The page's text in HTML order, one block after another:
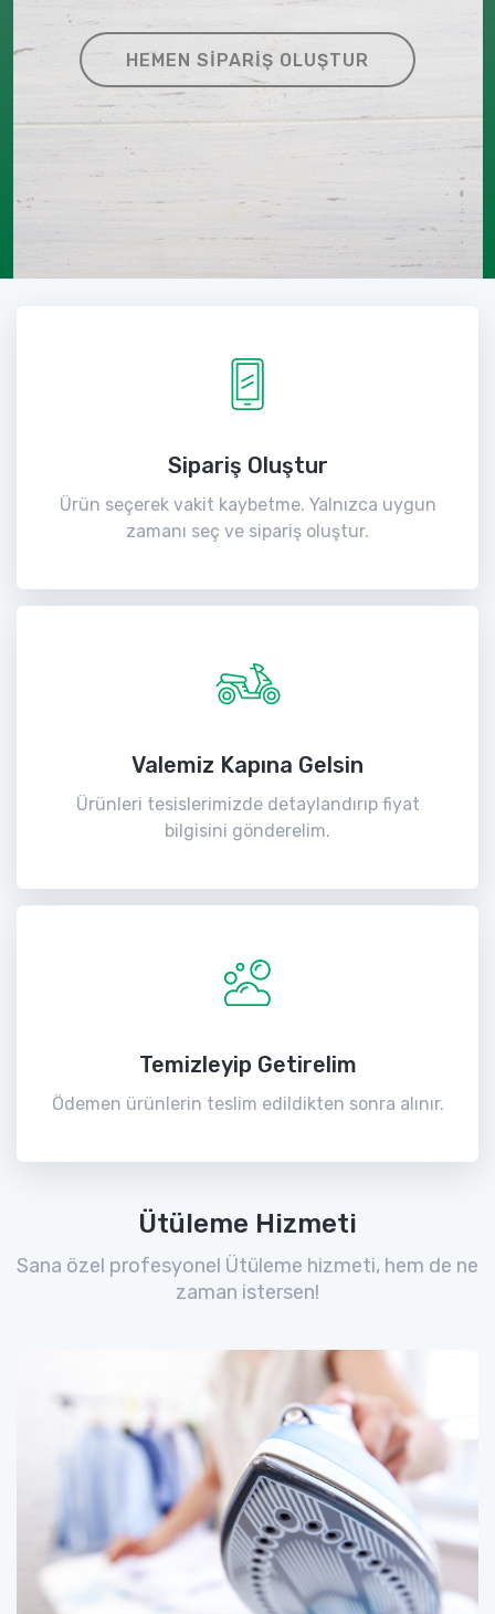
HEMEN SIPARIŞ OLUŞTUR
Sipariş Oluştur
Ürün seçerek vakit kaybetme. Yalnızca uygun
zamanı seç ve sipariş oluştur.
Valemiz Kapına Gelsin
Ürünleri tesislerimizde detaylandırıp fiyat
bilgisini gönderelim.
Temizleyip Getirelim
Ödemen ürünlerin teslim edildikten sonra alınır.
Ütüleme Hizmeti
Sana özel profesyonel Ütüleme hizmeti, hem de ne
zaman istersen!